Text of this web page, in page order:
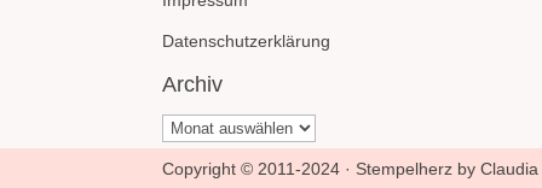
Datenschutzerklärung
Archiv
Archiv
Copyright © 2011-2024 · Stempelherz by